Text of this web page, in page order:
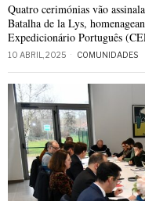
Quatro cerimónias vão
Batalha de la Lys,
Expedicionário Português
10 ABRIL, 2025 COMUNIDADES